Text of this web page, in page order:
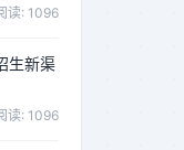
读: 1096
生新渠
读: 1096